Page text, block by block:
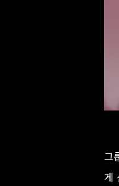
그
게